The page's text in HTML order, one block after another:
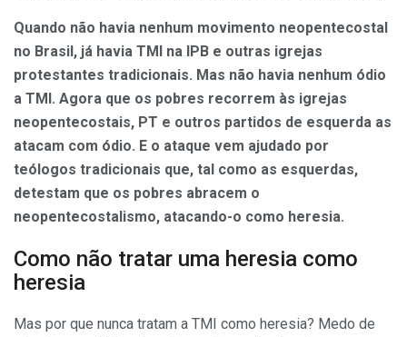
Quando não havia nenhum movimento neopentecostal
no Brasil, já havia TMI na IPB e outras igrejas
protestantes tradicionais. Mas não havia nenhum ódio
a TMI. Agora que os pobres recorrem às igrejas
neopentecostais, PT e outros partidos de esquerda as
atacam com ódio. E o ataque vem ajudado por
teólogos tradicionais que, tal como as esquerdas,
detestam que os pobres abracem o
neopentecostalismo, atacando-o como heresia.
Como não tratar uma heresia como
heresia
Mas por que nunca tratam a TMI como heresia? Medo de